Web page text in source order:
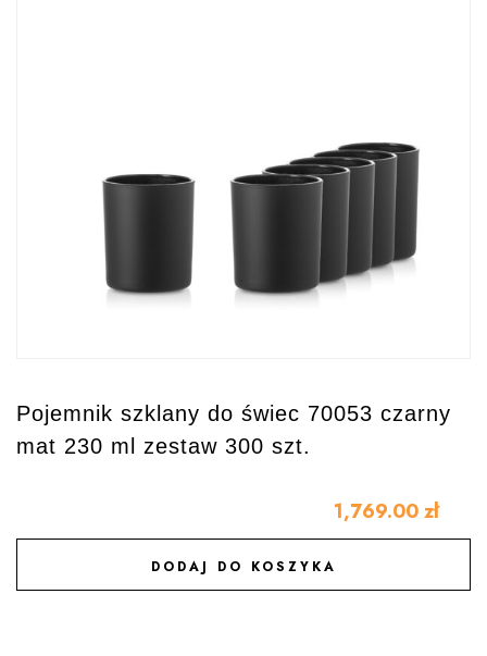
Pojemnik szklany do świec 70053 czarny
mat 230 ml zestaw 300 szt.
1,769.00 zł
DODAJ DO KOSZYKA
DODAJ DO ULUBIONYCH